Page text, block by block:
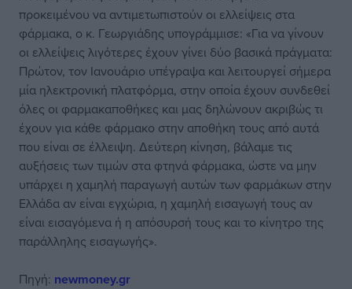
προκειμένου να αντιμετωπιστούν οι ελλείψεις στα
φάρμακα, ο κ. Γεωργιάδης υπογράμμισε: «Για να γίνουν
οι ελλείψεις λιγότερες έχουν γίνει δύο βασικά πράγματα:
Πρώτον, τον Ιανουάριο υπέγραψα και λειτουργεί σήμερα
μία ηλεκτρονική πλατφόρμα, στην οποία έχουν συνδεθεί
όλες οι φαρμακαποθήκες και μας δηλώνουν ακριβώς τι
έχουν για κάθε φάρμακο στην αποθήκη τους από αυτά
που είναι σε έλλειψη. Δεύτερη κίνηση, βάλαμε τις
αυξήσεις των τιμών στα φτηνά φάρμακα, ώστε να μην
υπάρχει η χαμηλή παραγωγή αυτών των φαρμάκων στην
Ελλάδα αν είναι εγχώρια, η χαμηλή εισαγωγή τους αν
είναι εισαγόμενα ή η απόσυρσή τους και το κίνητρο της
παράλληλης εισαγωγής».
Πηγή: newmoney.gr